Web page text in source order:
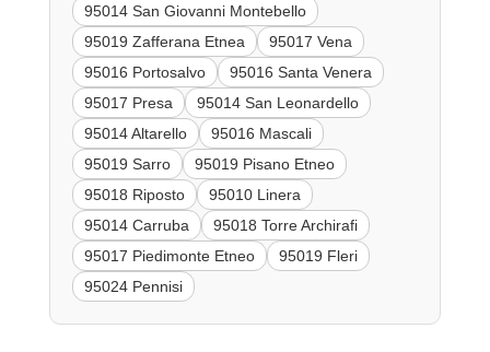
95014 San Giovanni Montebello
95019 Zafferana Etnea
95017 Vena
95016 Portosalvo
95016 Santa Venera
95017 Presa
95014 San Leonardello
95014 Altarello
95016 Mascali
95019 Sarro
95019 Pisano Etneo
95018 Riposto
95010 Linera
95014 Carruba
95018 Torre Archirafi
95017 Piedimonte Etneo
95019 Fleri
95024 Pennisi